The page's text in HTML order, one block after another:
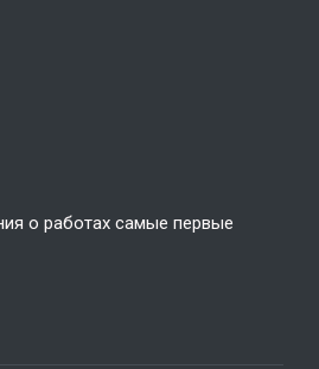
о работах самые первые